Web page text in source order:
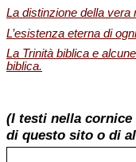
La distinzione della vera
L’esistenza eterna di
La Trinità biblica e
biblica.
(I testi nella
di questo sito o di